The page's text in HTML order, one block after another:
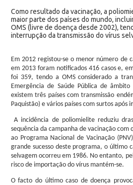
Como resultado da vacinação, a
maior parte dos países do mundo,
OMS (livre de doença desde 2002),
interrupção da transmissão do vírus
Em 2012 registou-se o menor número de
em 2013 foram notificados 416 casos e,
foi 359, tendo a OMS considerado a
Emergência de Saúde Pública de
existem três países com transmissão
Paquistão) e vários países com surtos após
A incidência de poliomielite reduziu
sequência da campanha de vacinação com
ao Programa Nacional de Vacinação
grande sucesso deste programa, o último
selvagem ocorreu em 1986. No entanto,
risco de importação do vírus mantém-se.
O facto do último caso de doença